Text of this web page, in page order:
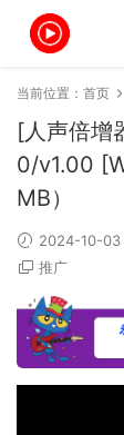
当前位置： 首页
[人声倍增
0/v1.00
MB）
2024-10-03
推广